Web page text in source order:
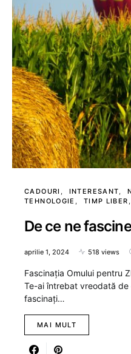
CADOURI INTERESANT
TEHNOLOGIE
TIMP LIBER
De ce ne
aprilie 1, 2024 518 views
Fascinația Omului pentru
Te-ai întrebat vreodată de
fascinați…
MAI MULT